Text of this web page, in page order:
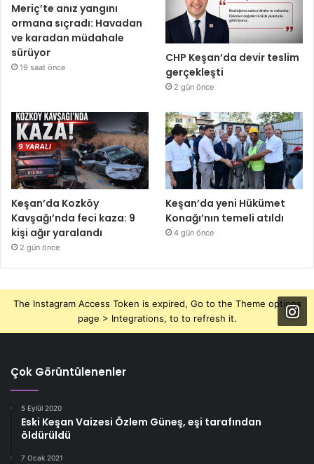
Meriç’te anız yangını
ormana sıçradı: Havadan
ve karadan müdahale
sürüyor
19 saat önce
CHP Keşan’da devir teslim
gerçekleşti
2 gün önce
Keşan’da Kozköy
Kavşağı’nda feci kaza: 9
kişi ağır yaralandı
2 gün önce
Keşan’da yeni Hükümet
Konağı’nın temeli atıldı
4 gün önce
The Instagram Access Token is expired, Go to the Theme options
page > Integrations, to to refresh it.
Çok Görüntülenenler
5 Eylül 2020
Eski Keşan Vaizesi Özlem Güneş, eşi tarafından
öldürüldü
7 Ocak 2021